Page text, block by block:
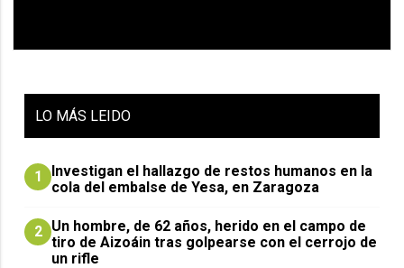
LO MÁS LEIDO
1
Investigan el hallazgo de restos humanos en la
cola del embalse de Yesa, en Zaragoza
2 Un hombre, de 62 años, herido en el campo de
tiro de Aizoáin tras golpearse con el cerrojo de
un rifle